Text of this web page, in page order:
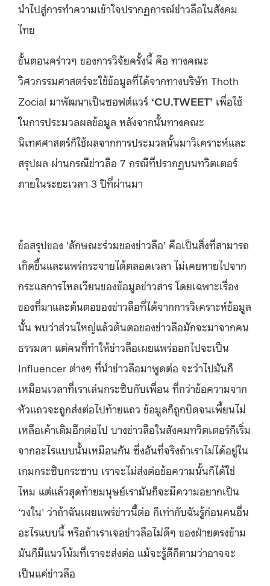
นำไปสู่การทำความเข้าใจปรากฏการณ์ข่าวลือในสังคม
ไทย
ขั้นตอนคร่าวๆ ของการวิจัยครั้งนี้ คือ ทางคณะ
วิศวกรรมศาสตร์จะใช้ข้อมูลที่ได้จากทางบริษัท Thoth
Zocial มาพัฒนาเป็นซอฟต์แวร์ ‘CU.TWEET’ เพื่อใช้
ในการประมวลผลข้อมูล หลังจากนั้นทางคณะ
นิเทศศาสตร์ก็ใช้ผลจากการประมวลนั้นมาวิเคราะห์และ
สรุปผล ผ่านกรณีข่าวลือ 7 กรณีที่ปรากฏบนทวิตเตอร์
ภายในระยะเวลา 3 ปีที่ผ่านมา
ข้อสรุปของ ‘ลักษณะร่วมของข่าวลือ’ คือเป็นสิ่งที่สามารถ
เกิดขึ้นและแพร่กระจายได้ตลอดเวลา ไม่เคยหายไปจาก
กระแสการไหลเวียนของข้อมูลข่าวสาร โดยเฉพาะเรื่อง
ของที่มาและต้นตอของข่าวลือที่ได้จากการวิเคราะห์ข้อมูล
นั้น พบว่าส่วนใหญ่แล้วต้นตอของข่าวลือมักจะมาจากคน
ธรรมดา แต่คนที่ทำให้ข่าวลือเผยแพร่ออกไปจะเป็น
Influencer ต่างๆ ที่นำข่าวลือมาพูดต่อ จะว่าไปมันก็
เหมือนเวลาที่เราเล่นกระซิบกับเพื่อน ที่กว่าข้อความจาก
หัวแถวจะถูกส่งต่อไปท้ายแถว ข้อมูลก็ถูกบิดจนเพี้ยนไม่
เหลือเค้าเดิมอีกต่อไป บางข่าวลือในสังคมทวิตเตอร์ก็เริ่ม
จากอะไรแบบนั้นเหมือนกัน ซึ่งอันที่จริงถ้าเราไม่ได้อยู่ใน
เกมกระซิบกระซาบ เราจะไม่ส่งต่อข้อความนั้นก็ได้ใช่
ไหม แต่แล้วสุดท้ายมนุษย์เรามันก็จะมีความอยากเป็น
‘วงใน’ ว่าถ้าฉันเผยแพร่ข่าวนี้ต่อ ก็เท่ากับฉันรู้ก่อนคนอื่น
อะไรแบบนี้ หรือถ้าเราเจอข่าวลือไม่ดีๆ ของฝ่ายตรงข้าม
มันก็มีแนวโน้มที่เราจะส่งต่อ แม้จะรู้ดีก็ตามว่าอาจจะ
เป็นแค่ข่าวลือ